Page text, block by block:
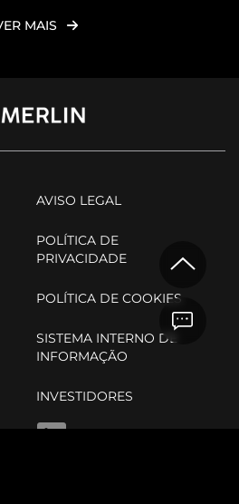
MAIS
AVISO LEGAL
POLÍTICA DE
PRIVACIDADE
POLÍTICA DE COOKIES
SISTEMA INTERNO DE
INFORMAÇÃO
INVESTIDORES